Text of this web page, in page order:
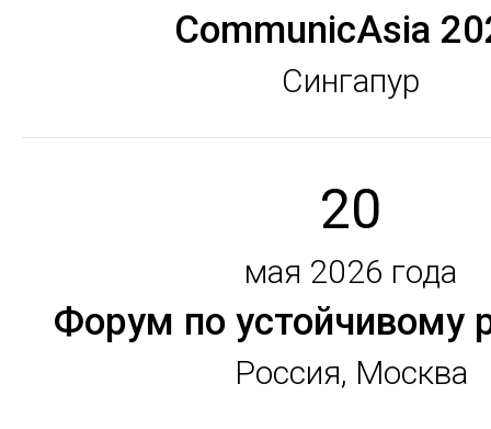
CommunicAsia
Сингапур
20
мая 2026 года
Форум по устойчивому
Россия, Москва